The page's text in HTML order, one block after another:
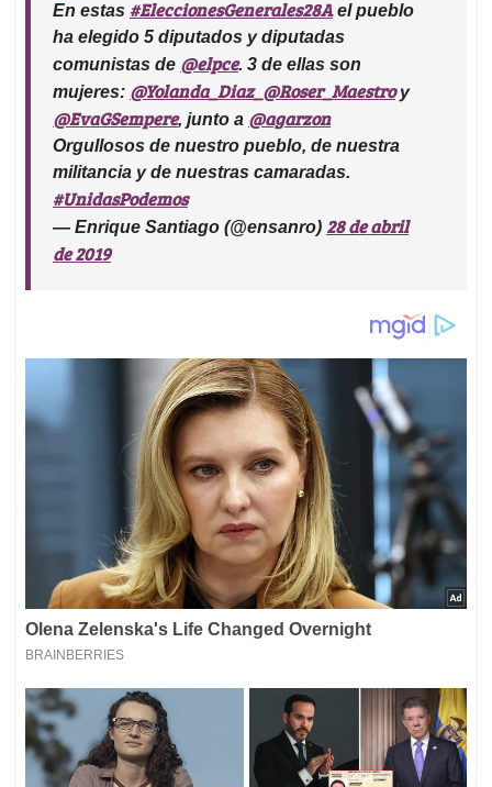
En estas #EleccionesGenerales28Ael pueblo
ha elegido 5 diputados y diputadas
comunistas de @elpce. 3 de ellas son
mujeres: @Yolanda_Diaz_ @Roser_Maestroy
@EvaGSempere, junto a @agarzon
Orgullosos de nuestro pueblo, de nuestra
militancia y de nuestras camaradas.
#UnidasPodemos
— Enrique Santiago (@ensanro) 28 de abril
de 2019